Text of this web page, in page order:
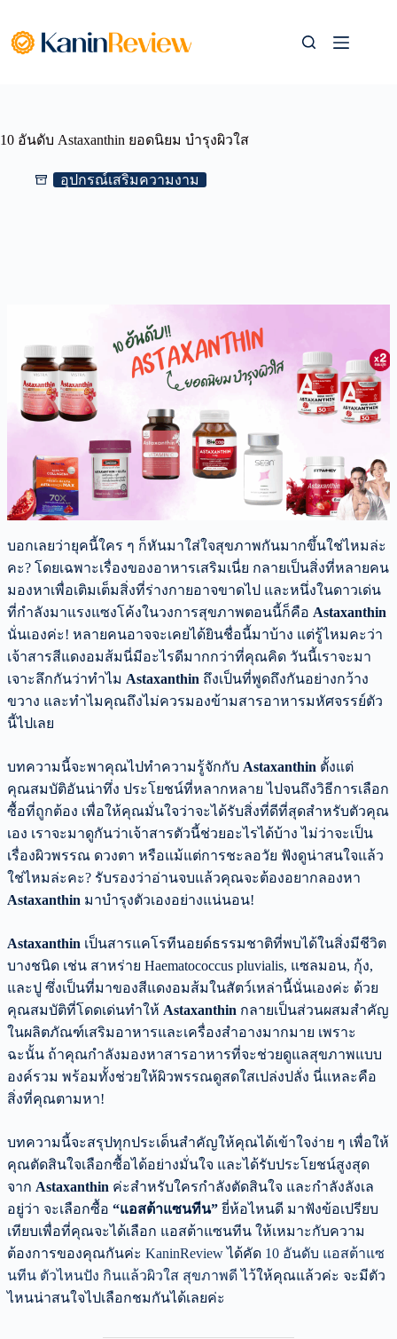
content
10 อันดับ Astaxanthin ยอดนิยม บำรุงผิวใส
อุปกรณ์เสริมความงาม
บอกเลยว่ายุคนี้ใคร ๆ ก็หันมาใส่ใจสุขภาพกันมากขึ้นใช่ไหมล่ะ
คะ? โดยเฉพาะเรื่องของอาหารเสริมเนี่ย กลายเป็นสิ่งที่หลายคน
มองหาเพื่อเติมเต็มสิ่งที่ร่างกายอาจขาดไป และหนึ่งในดาวเด่น
ที่กำลังมาแรงแซงโค้งในวงการสุขภาพตอนนี้ก็คือ Astaxanthin
นั่นเองค่ะ! หลายคนอาจจะเคยได้ยินชื่อนี้มาบ้าง แต่รู้ไหมคะว่า
เจ้าสารสีแดงอมส้มนี่มีอะไรดีมากกว่าที่คุณคิด วันนี้เราจะมา
เจาะลึกกันว่าทำไม Astaxanthin ถึงเป็นที่พูดถึงกันอย่างกว้าง
ขวาง และทำไมคุณถึงไม่ควรมองข้ามสารอาหารมหัศจรรย์ตัว
นี้ไปเลย
บทความนี้จะพาคุณไปทำความรู้จักกับ Astaxanthin ตั้งแต่
คุณสมบัติอันน่าทึ่ง ประโยชน์ที่หลากหลาย ไปจนถึงวิธีการเลือก
ซื้อที่ถูกต้อง เพื่อให้คุณมั่นใจว่าจะได้รับสิ่งที่ดีที่สุดสำหรับตัวคุณ
เอง เราจะมาดูกันว่าเจ้าสารตัวนี้ช่วยอะไรได้บ้าง ไม่ว่าจะเป็น
เรื่องผิวพรรณ ดวงตา หรือแม้แต่การชะลอวัย ฟังดูน่าสนใจแล้ว
ใช่ไหมล่ะคะ? รับรองว่าอ่านจบแล้วคุณจะต้องอยากลองหา
Astaxanthin มาบำรุงตัวเองอย่างแน่นอน!
Astaxanthin เป็นสารแคโรทีนอยด์ธรรมชาติที่พบได้ในสิ่งมีชีวิต
บางชนิด เช่น สาหร่าย Haematococcus pluvialis, แซลมอน, กุ้ง,
และปู ซึ่งเป็นที่มาของสีแดงอมส้มในสัตว์เหล่านี้นั่นเองค่ะ ด้วย
คุณสมบัติที่โดดเด่นทำให้ Astaxanthin กลายเป็นส่วนผสมสำคัญ
ในผลิตภัณฑ์เสริมอาหารและเครื่องสำอางมากมาย เพราะ
ฉะนั้น ถ้าคุณกำลังมองหาสารอาหารที่จะช่วยดูแลสุขภาพแบบ
องค์รวม พร้อมทั้งช่วยให้ผิวพรรณดูสดใสเปล่งปลั่ง นี่แหละคือ
สิ่งที่คุณตามหา!
บทความนี้จะสรุปทุกประเด็นสำคัญให้คุณได้เข้าใจง่าย ๆ เพื่อให้
คุณตัดสินใจเลือกซื้อได้อย่างมั่นใจ และได้รับประโยชน์สูงสุด
จาก Astaxanthin ค่ะสำหรับใครกำลังตัดสินใจ และกำลังลังเล
อยู่ว่า จะเลือกซื้อ “แอสต้าแซนทีน” ยี่ห้อไหนดี มาฟังข้อเปรียบ
เทียบเพื่อที่คุณจะได้เลือก แอสต้าแซนทีน ให้เหมาะกับความ
ต้องการของคุณกันค่ะ KaninReviewได้คัด 10 อันดับ แอสต้าแซ
นทีน ตัวไหนปัง กินแล้วผิวใส สุขภาพดีไว้ให้คุณแล้วค่ะ จะมีตัว
ไหนน่าสนใจไปเลือกชมกันได้เลยค่ะ